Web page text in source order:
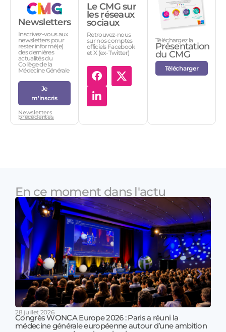
Newsletters
Inscrivez-vous aux
newsletters pour
rester informé(e)
des dernières
actualités du
Collège de la
Médecine Générale
Je
m'inscris
Newsletters
précédentes
Le CMG sur
les réseaux
sociaux
Retrouvez-nous
sur nos comptes
officiels Facebook
et X (ex-Twitter)
Téléchargez la
Présentation
du CMG
Télécharger
En ce moment dans l'actu
28 juillet 2026
Congrès WONCA Europe 2026 : Paris a réuni la
médecine générale européenne autour d’une ambition